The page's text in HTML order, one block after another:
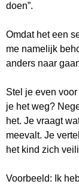
doen”.
Omdat het een
me namelijk
anders naar
Stel je even
je het weg?
het. Je vraagt
meevalt. Je
het kind zich
Voorbeeld: Ik